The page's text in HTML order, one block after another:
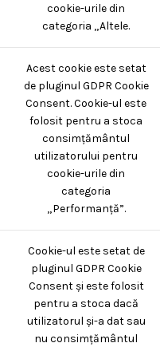
cookie-urile din
categoria „Altele.
Acest cookie este setat
de pluginul GDPR Cookie
Consent. Cookie-ul este
folosit pentru a stoca
consimțământul
utilizatorului pentru
cookie-urile din
categoria
„Performanță”.
Cookie-ul este setat de
pluginul GDPR Cookie
Consent și este folosit
pentru a stoca dacă
utilizatorul și-a dat sau
nu consimțământul